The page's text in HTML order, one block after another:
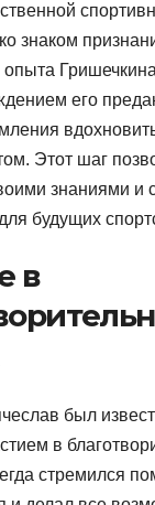
знаком
опыта
его
Этот шаг
знаниями и
будущих
в
был
в
стремился